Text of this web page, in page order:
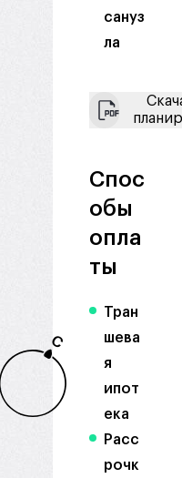
С
сануз
ла
Спос
обы
опла
ты
Тран
шева
я
ипот
ека
Расс
рочк